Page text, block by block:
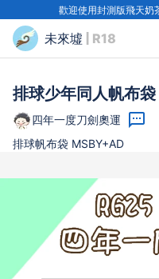
歡迎使用封測版飛天奶
未來墟 | R18
排球少年同人帆布
四年一度刀劍奧運
排球帆布袋 MSBY+AD